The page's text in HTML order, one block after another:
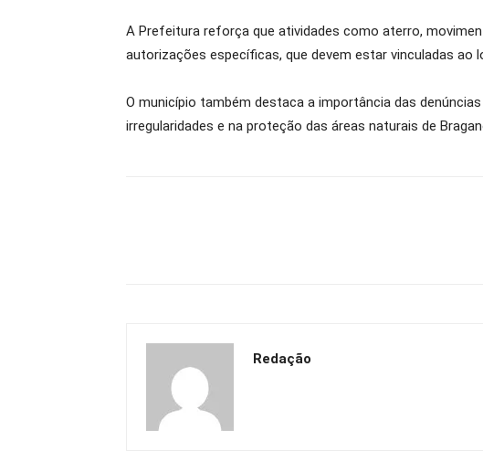
A Prefeitura reforça que atividades como aterro,
autorizações específicas, que devem estar vinculadas
O município também destaca a importância das
irregularidades e na proteção das áreas naturais de
Redação